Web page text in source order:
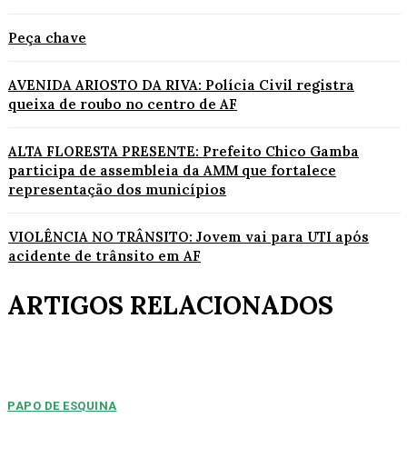
Peça chave
AVENIDA ARIOSTO DA RIVA: Polícia Civil registra
queixa de roubo no centro de AF
ALTA FLORESTA PRESENTE: Prefeito Chico Gamba
participa de assembleia da AMM que fortalece
representação dos municípios
VIOLÊNCIA NO TRÂNSITO: Jovem vai para UTI após
acidente de trânsito em AF
ARTIGOS RELACIONADOS
PAPO DE ESQUINA